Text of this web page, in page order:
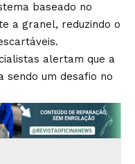
baseado no
a granel, reduzindo o
alertam que a
sendo um desafio no